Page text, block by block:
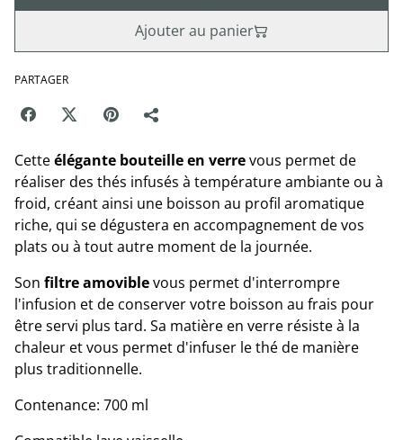
Ajouter au panier
PARTAGER
Cetteélégante bouteille en verrevous permet de
réaliser des thés infusés à température ambiante ou à
froid, créant ainsi une boisson au profil aromatique
riche, qui se dégustera en accompagnement de vos
plats ou à tout autre moment de la journée.
Son filtre amoviblevous permet d'interrompre
l'infusion et de conserver votre boisson au frais pour
être servi plus tard. Sa matière en verre résiste à la
chaleur et vous permet d'infuser le thé de manière
plus traditionnelle.
Contenance: 700 ml